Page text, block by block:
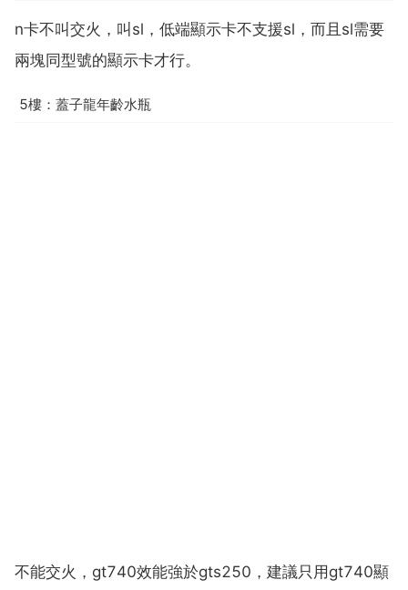
n卡不叫交火，叫sl，低端顯示卡不支援sl，而且sl需要
兩塊同型號的顯示卡才行。
5樓：蓋子龍年齡水瓶
不能交火，gt740效能強於gts250，建議只用gt740顯